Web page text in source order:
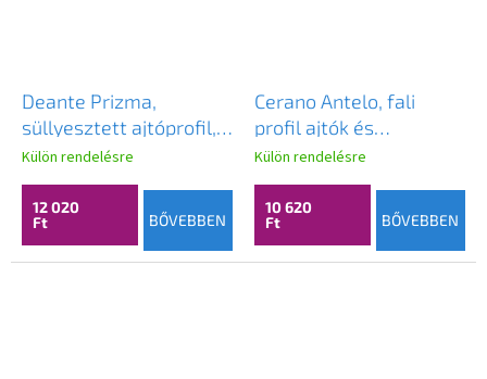
Deante Prizma,
süllyesztett ajtóprofil,
Prizma rendszer, fehér,
KTJ_A00X
Külön rendelésre
12 020
Ft
BŐVEBBEN
Cerano Antelo, fali
profil ajtók és
paravánok fülkéjébe
való beépítéshez,
Antelo 190 cm, fekete,
CER-CER-432466
Külön rendelésre
10 620
Ft
BŐVEBBEN